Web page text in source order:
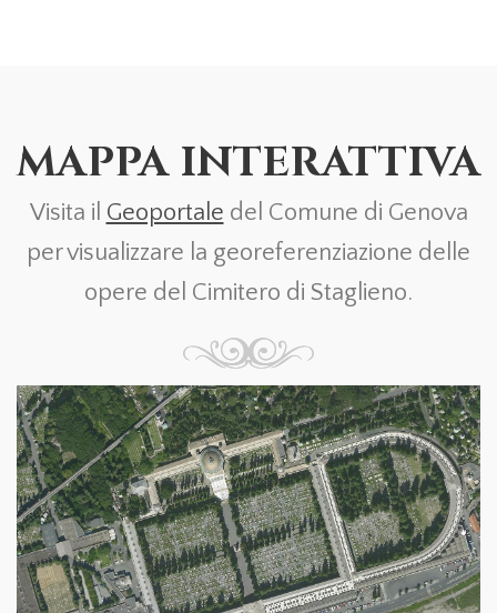
MAPPA INTERATTIVA
Visita il Geoportale del Comune di Genova
per visualizzare la georeferenziazione delle
opere del Cimitero di Staglieno.